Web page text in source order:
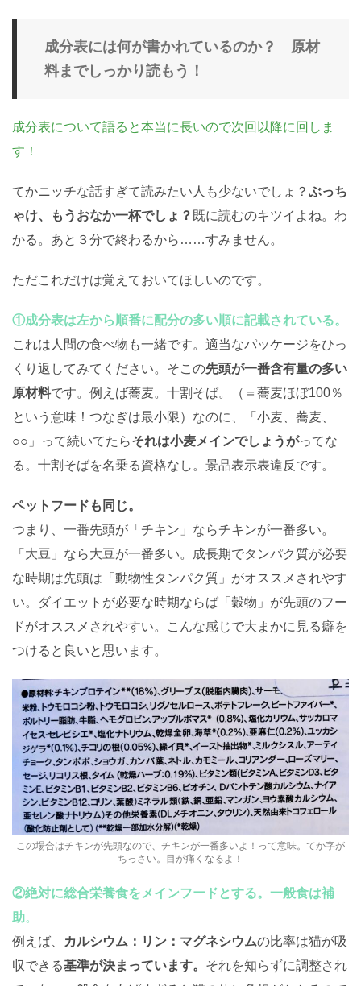
成分表には何が書かれているのか？ 原材
料までしっかり読もう！
成分表について語ると本当に長いので次回以降に回しま
す！
てかニッチな話すぎて読みたい人も少ないでしょ？ ぶっち
ゃけ、もうおなか一杯でしょ？ 既に読むのキツイよね。わ
かる。あと３分で終わるから……すみません。
ただこれだけは覚えておいてほしいのです。
①成分表は左から順番に配分の多い順に記載されている。
これは人間の食べ物も一緒です。適当なパッケージをひっ
くり返してみてください。そこの先頭が一番含有量の多い
原材料です。例えば蕎麦。十割そば。（＝蕎麦ほぼ100％
という意味！つなぎは最小限）なのに、「小麦、蕎麦、
○○」って続いてたらそれは小麦メインでしょうがってな
る。十割そばを名乗る資格なし。景品表示表違反です。
ペットフードも同じ。
つまり、一番先頭が「チキン」ならチキンが一番多い。
「大豆」なら大豆が一番多い。成長期でタンパク質が必要
な時期は先頭は「動物性タンパク質」がオススメされやす
い。ダイエットが必要な時期ならば「穀物」が先頭のフー
ドがオススメされやすい。こんな感じで大まかに見る癖を
つけると良いと思います。
この場合はチキンが先頭なので、チキンが一番多いよ！って意味。てか字が
ちっさい。目が痛くなるよ！
②絶対に総合栄養食をメインフードとする。一般食は補
助。
例えば、
カルシウム：リン：マグネシウムの比率は猫が吸
収できる基準が決まっています。 それを知らずに調整され